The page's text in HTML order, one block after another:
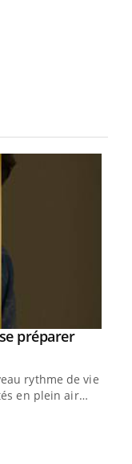
préparer
rythme de vie !
en plein air…